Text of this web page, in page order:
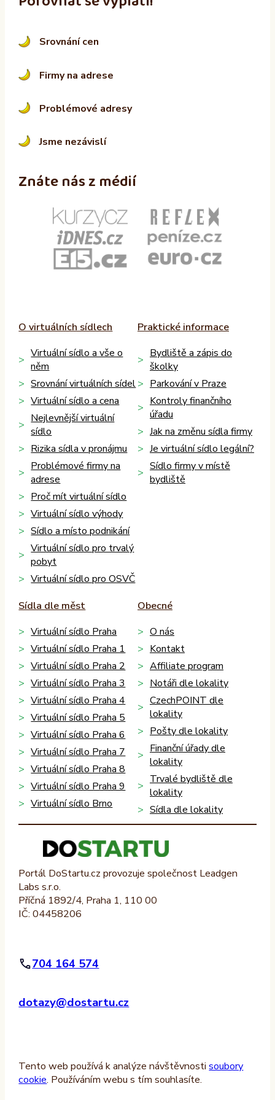
Srovnání cen
Firmy na adrese
Problémové adresy
Jsme nezávislí
Znáte nás z médií
O virtuálních sídlech
Virtuální sídlo a vše o
něm
Srovnání virtuálních sídel
Virtuální sídlo a cena
Nejlevnější virtuální
sídlo
Rizika sídla v pronájmu
Problémové firmy na
adrese
Proč mít virtuální sídlo
Virtuální sídlo výhody
Sídlo a místo podnikání
Virtuální sídlo pro trvalý
pobyt
Virtuální sídlo pro OSVČ
Praktické informace
Bydliště a zápis do
školky
Parkování v Praze
Kontroly finančního
úřadu
Jak na změnu sídla firmy
Je virtuální sídlo legální?
Sídlo firmy v místě
bydliště
Sídla dle měst
Virtuální sídlo Praha
Virtuální sídlo Praha 1
Virtuální sídlo Praha 2
Virtuální sídlo Praha 3
Virtuální sídlo Praha 4
Virtuální sídlo Praha 5
Virtuální sídlo Praha 6
Virtuální sídlo Praha 7
Virtuální sídlo Praha 8
Virtuální sídlo Praha 9
Virtuální sídlo Brno
Obecné
O nás
Kontakt
Affiliate program
Notáři dle lokality
CzechPOINT dle
lokality
Pošty dle lokality
Finanční úřady dle
lokality
Trvalé bydliště dle
lokality
Sídla dle lokality
Portál DoStartu.cz provozuje společnost Leadgen
Labs s.r.o.
Příčná 1892/4, Praha 1, 110 00
IČ: 04458206
704 164 574
dotazy@dostartu.cz
Tento web používá k analýze návštěvnostisoubory
cookie. Používáním webu s tím souhlasíte.